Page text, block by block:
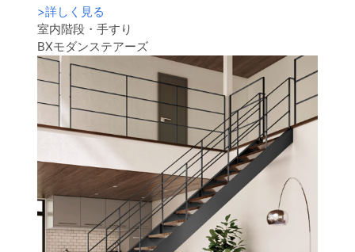
>詳しく見る
室内階段・手すり
BXモダンステアーズ